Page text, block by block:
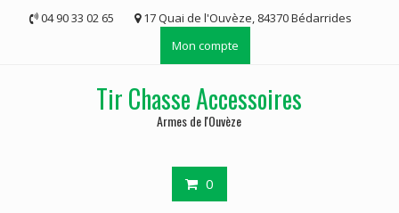
04 90 33 02 65
17 Quai de l'Ouvèze, 84370 Bédarrides
Mon compte
Tir Chasse Accessoires
Armes de l'Ouvèze
0